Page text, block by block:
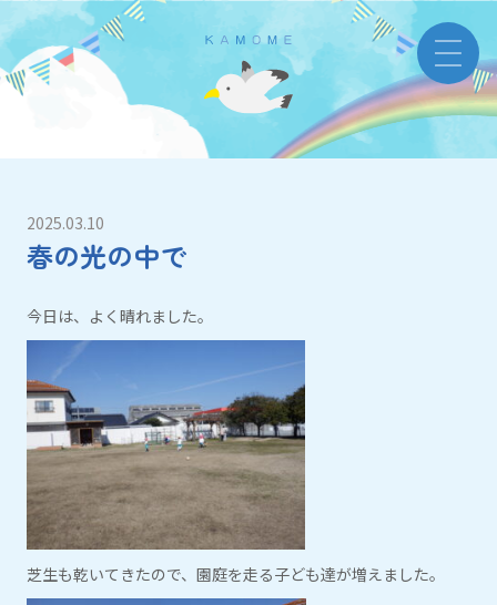
2025.03.10
春の光の中で
今日は、よく晴れました。
芝生も乾いてきたので、園庭を走る子ども達が増えました。